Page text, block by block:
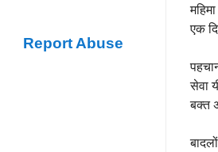
एक
सेवा
बक्त
Report Abuse